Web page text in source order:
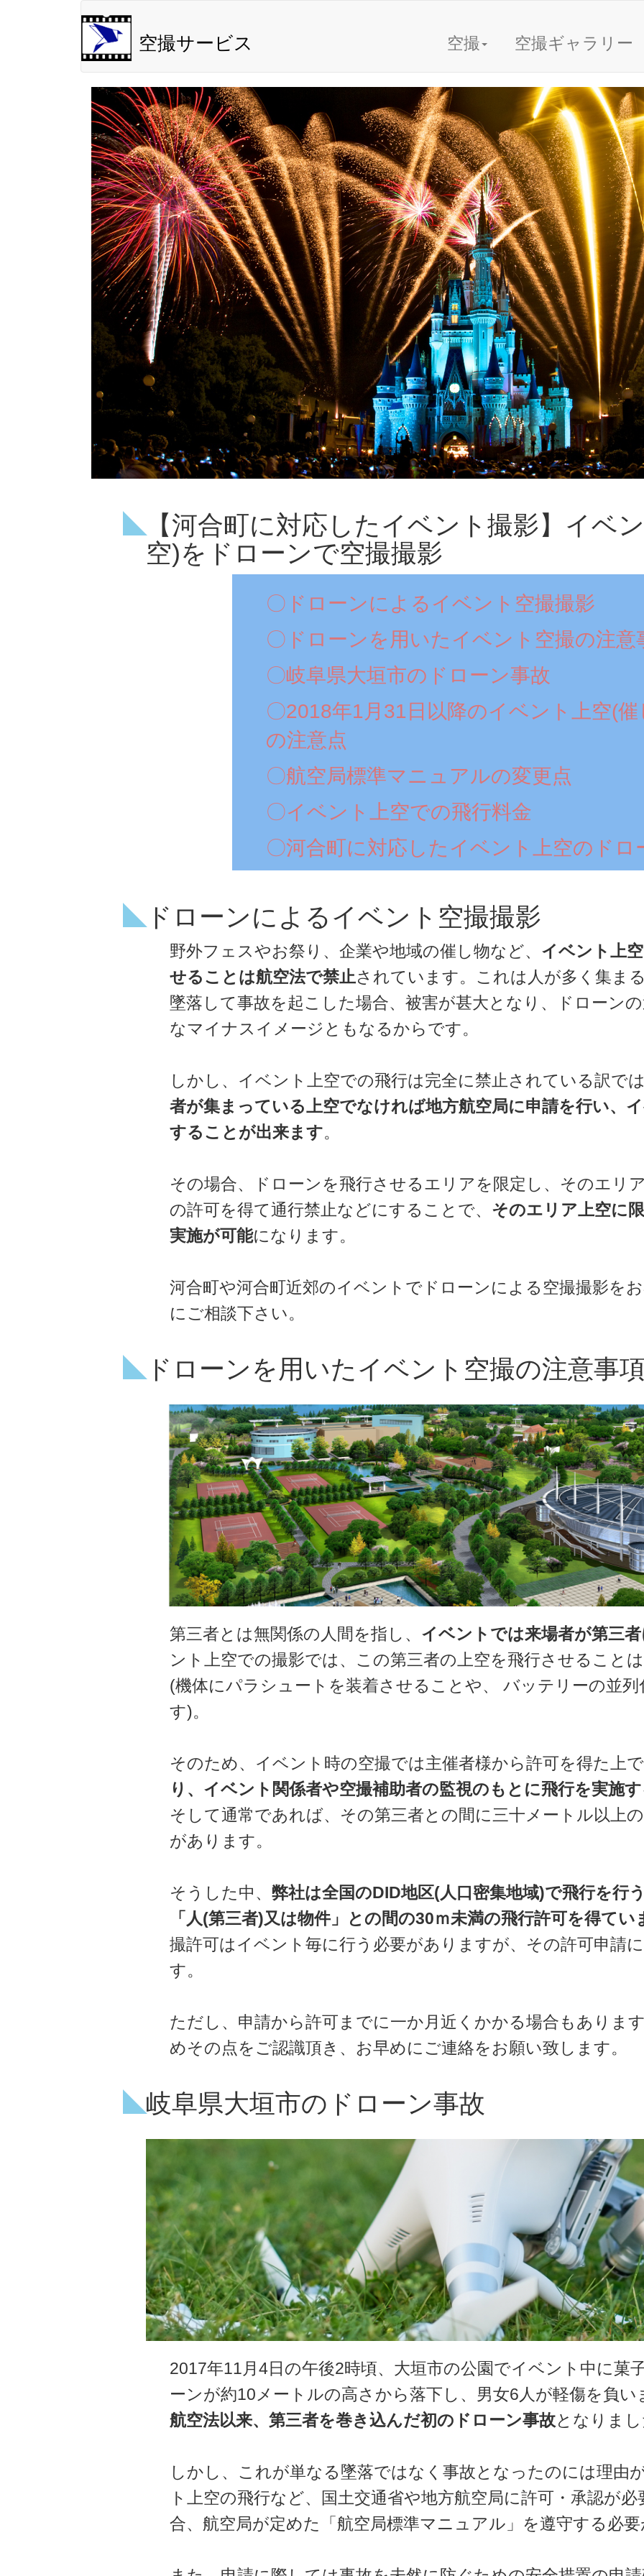
空撮サービス 空撮 空撮ギャラリー
【河合町に対応したイベント撮影】イベ
空)をドローンで空撮撮影
〇ドローンによるイベント空撮撮影
〇ドローンを用いたイベント空撮の注意
〇岐阜県大垣市のドローン事故
〇2018年1月31日以降のイベント上空(催
の注意点
〇航空局標準マニュアルの変更点
〇イベント上空での飛行料金
〇河合町に対応したイベント上空のドロ
ドローンによるイベント空撮撮影
野外フェスやお祭り、企業や地域の催し物など、 イベント上
せることは航空法で禁止されています。これは人が多く集ま
墜落して事故を起こした場合、被害が甚大となり、ドローン
なマイナスイメージともなるからです。
しかし、イベント上空での飛行は完全に禁止されている訳で
者が集まっている上空でなければ地方航空局に申請を行い、
することが出来ます。
その場合、ドローンを飛行させるエリアを限定し、そのエリ
の許可を得て通行禁止などにすることで、 そのエリア上空に
実施が可能になります。
河合町や河合町近郊のイベントでドローンによる空撮撮影を
にご相談下さい。
ドローンを用いたイベント空撮の注意事
第三者とは無関係の人間を指し、 イベントでは来場者が第三
ント上空での撮影では、この第三者の上空を飛行させること
(機体にパラシュートを装着させることや、 バッテリーの並
す)。
そのため、イベント時の空撮では主催者様から許可を得た上で
り、イベント関係者や空撮補助者の監視のもとに飛行を実施
そして通常であれば、その第三者との間に三十メートル以上
があります。
そうした中、 弊社は全国のDID地区(人口密集地域)で飛行を行
「人(第三者)又は物件」との間の30ｍ未満の飛行許可を得てい
撮許可はイベント毎に行う必要がありますが、その許可申請
す。
ただし、申請から許可までに一か月近くかかる場合もありま
めその点をご認識頂き、お早めにご連絡をお願い致します。
岐阜県大垣市のドローン事故
2017年11月4日の午後2時頃、大垣市の公園でイベント中に菓
ーンが約10メートルの高さから落下し、男女6人が軽傷を負い
航空法以来、第三者を巻き込んだ初のドローン事故となりま
しかし、これが単なる墜落ではなく事故となったのには理由
ト上空の飛行など、国土交通省や地方航空局に許可・承認が
合、航空局が定めた「航空局標準マニュアル」を遵守する必